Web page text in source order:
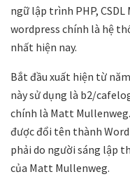
ngữ lập trình PHP,
wordpress chính là hệ
nhất hiện nay.
Bắt đầu xuất hiện từ
này sử dụng là b2/
chính là Matt
được đổi tên thành
phải do người sáng lập
của Matt Mullenweg.